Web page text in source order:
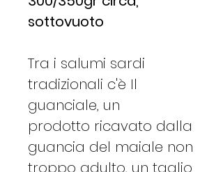
sottovuoto
Tra i salumi sardi
tradizionali c'è Il
guanciale, un
prodotto ricavato dalla
guancia del maiale non
troppo adulto, un taglio